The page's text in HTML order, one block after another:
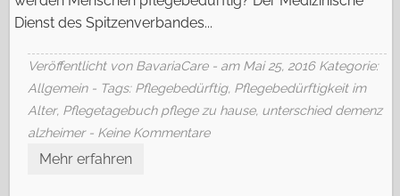
Dienst des Spitzenverbandes...
Veröffentlicht von BavariaCare - am Mai 25, 2016 Kategorie:
Allgemein- Tags: Pflegebedürftig, Pflegebedürftigkeit im
Alter, Pflegetagebuch pflege zu hause, unterschied demenz
alzheimer - Keine Kommentare
Mehr erfahren